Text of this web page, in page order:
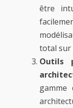
être
total sur
Outils
gamme